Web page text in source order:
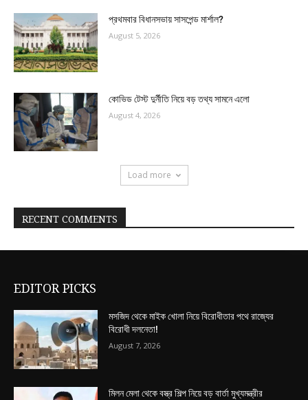
প্রথমবার বিধানসভায় সাসপেন্ড মার্শাল?
August 5, 2026
কোভিড টেস্ট দুর্নীতি নিয়ে বড় তথ্য সামনে এলো
August 4, 2026
Load more
RECENT COMMENTS
EDITOR PICKS
মসজিদ থেকে মাইক খোলা নিয়ে বিরোধীতার পথে রাজ্যের
বিরোধী দলনেতা!
August 7, 2026
মিলন মেলা থেকে বস্ত্র শিল্প নিয়ে বড় বার্তা মুখ্যমন্ত্রীর